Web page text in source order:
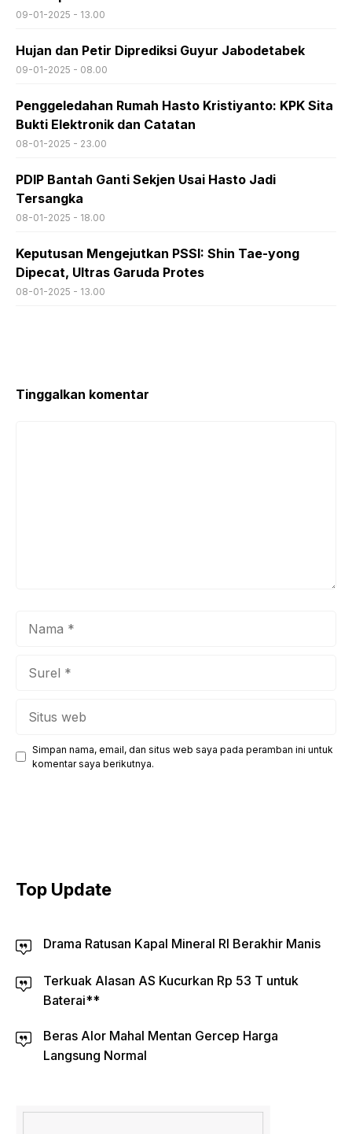
09-01-2025 - 13.00
Hujan dan Petir Diprediksi Guyur Jabodetabek
09-01-2025 - 08.00
Penggeledahan Rumah Hasto Kristiyanto: KPK Sita
Bukti Elektronik dan Catatan
08-01-2025 - 23.00
PDIP Bantah Ganti Sekjen Usai Hasto Jadi
Tersangka
08-01-2025 - 18.00
Keputusan Mengejutkan PSSI: Shin Tae-yong
Dipecat, Ultras Garuda Protes
08-01-2025 - 13.00
Tinggalkan komentar
Simpan nama, email, dan situs web saya pada peramban ini untuk
komentar saya berikutnya.
Top Update
Drama Ratusan Kapal Mineral RI Berakhir Manis
Terkuak Alasan AS Kucurkan Rp 53 T untuk
Baterai**
Beras Alor Mahal Mentan Gercep Harga
Langsung Normal